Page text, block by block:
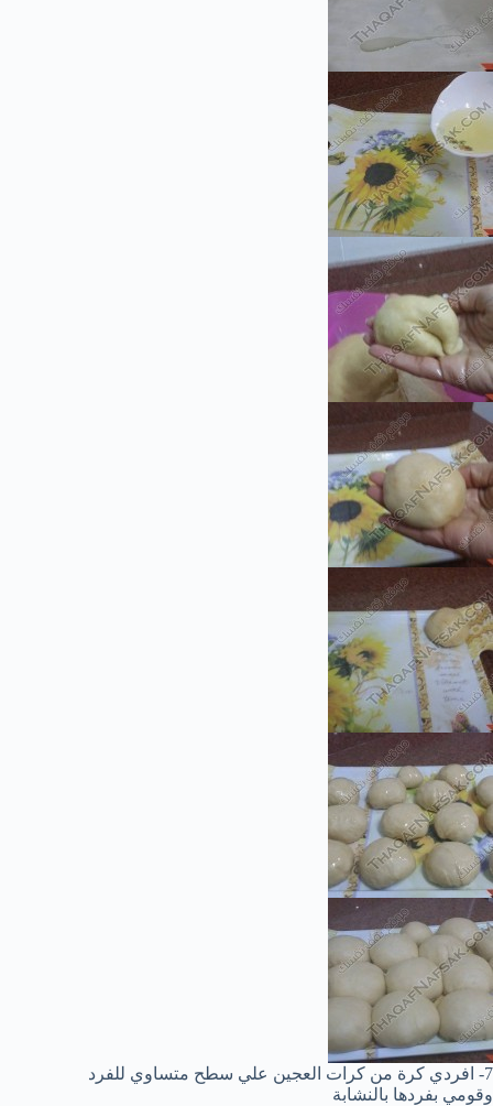
7- افردي كرة من كرات العجين علي سطح متساوي للفرد
وقومي بفردها بالنشابة